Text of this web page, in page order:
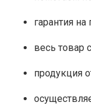
гарантия
весь товар
продукция